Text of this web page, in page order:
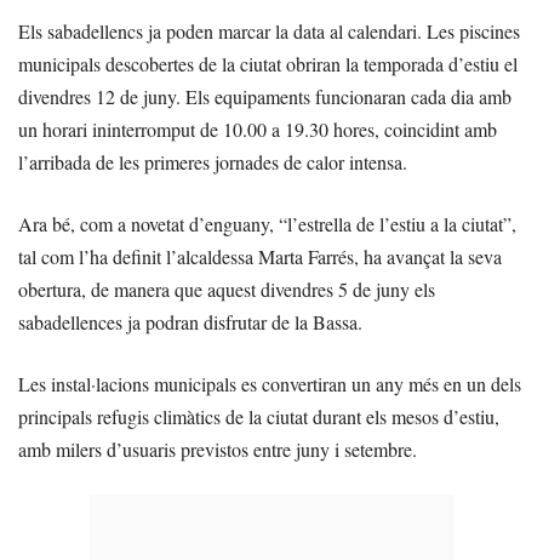
Els sabadellencs ja poden marcar la data al calendari. Les piscines
municipals descobertes de la ciutat obriran la temporada d’estiu el
divendres 12 de juny. Els equipaments funcionaran cada dia amb
un horari ininterromput de 10.00 a 19.30 hores, coincidint amb
l’arribada de les primeres jornades de calor intensa.
Ara bé, com a novetat d’enguany, “l’estrella de l’estiu a la ciutat”,
tal com l’ha definit l’alcaldessa Marta Farrés, ha avançat la seva
obertura, de manera que aquest divendres 5 de juny els
sabadellences ja podran disfrutar de la Bassa.
Les instal·lacions municipals es convertiran un any més en un dels
principals refugis climàtics de la ciutat durant els mesos d’estiu,
amb milers d’usuaris previstos entre juny i setembre.